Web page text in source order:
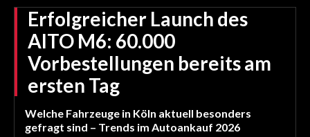
Erfolgreicher Launch des
AITO M6: 60.000
Vorbestellungen bereits am
ersten Tag
Welche Fahrzeuge in Köln aktuell besonders
gefragt sind – Trends im Autoankauf 2026